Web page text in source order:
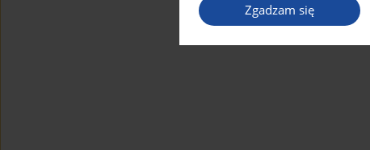
Zgadzam się